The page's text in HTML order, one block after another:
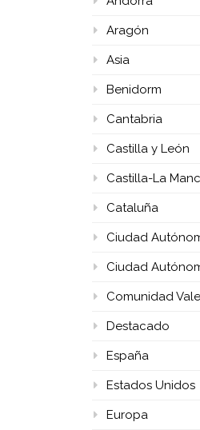
Aragón
Asia
Benidorm
Cantabria
Castilla y León
Castilla-La
Cataluña
Ciudad
Ciudad
Comunidad
Destacado
España
Estados Unidos
Europa